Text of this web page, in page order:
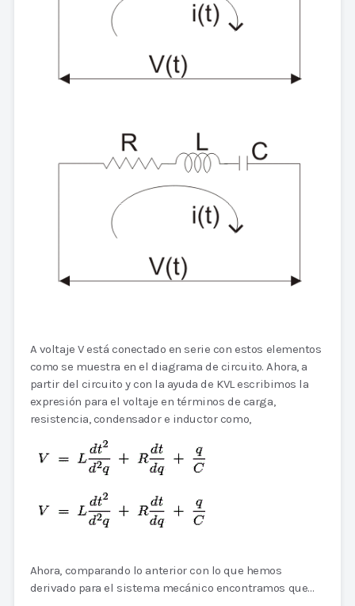
A voltaje V está conectado en serie con estos elementos
como se muestra en el diagrama de circuito. Ahora, a
partir del circuito y con la ayuda de KVL escribimos la
expresión para el voltaje en términos de carga,
resistencia, condensador e inductor como,
Ahora, comparando lo anterior con lo que hemos
derivado para el sistema mecánico encontramos que…